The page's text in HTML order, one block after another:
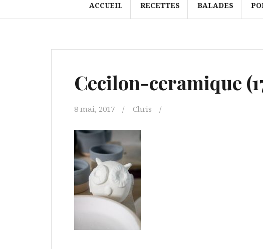
ACCUEIL RECETTES BALADES
Cecilon-ceramique
8 mai, 2017 Chris